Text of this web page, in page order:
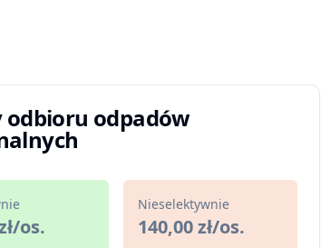
odbioru odpadów
os.
Nieselektywnie
140,00 zł/os.